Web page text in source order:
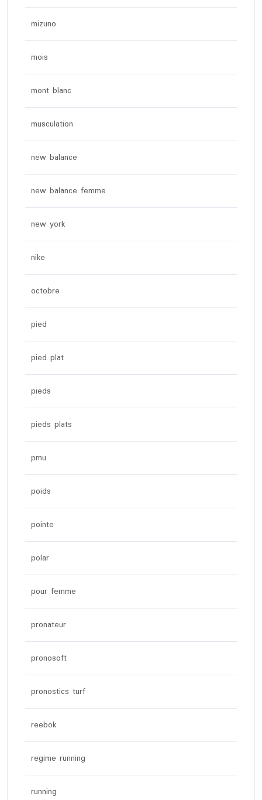
mizuno
mois
mont blanc
musculation
new balance
new balance femme
new york
nike
octobre
pied
pied plat
pieds
pieds plats
pmu
poids
pointe
polar
pour femme
pronateur
pronosoft
pronostics turf
reebok
regime running
running